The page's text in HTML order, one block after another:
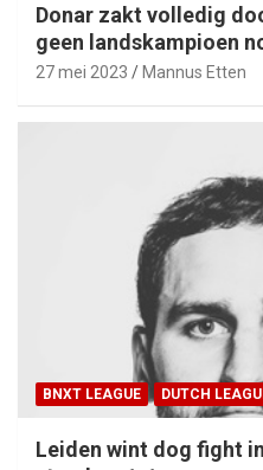
Donar zakt volledig
geen landskampioen
27 mei 2023 Mannus Etten
BNXT LEAGUE DUTCH
Leiden wint dog fight